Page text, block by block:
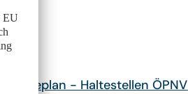
Geländeplan - Haltestellen ÖPNV